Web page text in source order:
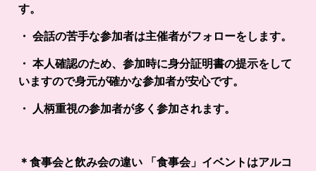
す。
・ 会話の苦手な参加者は主催者がフォローをします。
・ 本人確認のため、参加時に身分証明書の提示をして
いますので身元が確かな参加者が安心です。
・ 人柄重視の参加者が多く参加されます。
＊食事会と飲み会の違い 「食事会」イベントはアルコ